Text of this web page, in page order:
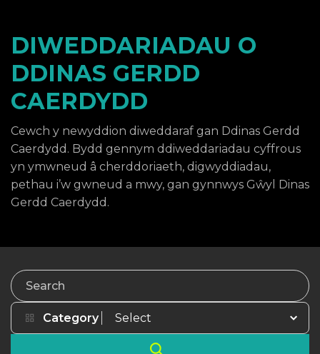
DIWEDDARIADAU O
DDINAS GERDD
CAERDYDD
Cewch y newyddion diweddaraf gan Ddinas Gerdd
Caerdydd. Bydd gennym ddiweddariadau cyffrous
yn ymwneud â cherddoriaeth, digwyddiadau,
pethau i’w gwneud a mwy, gan gynnwys Gŵyl Dinas
Gerdd Caerdydd.
Search
Category